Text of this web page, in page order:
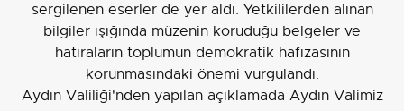
sergilenen eserler de yer aldı. Yetkililerden alınan
bilgiler ışığında müzenin koruduğu belgeler ve
hatıraların toplumun demokratik hafızasının
korunmasındaki önemi vurgulandı.
Aydın Valiliği'nden yapılan açıklamada Aydın Valimiz